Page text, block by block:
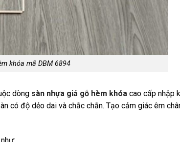
khóa mã DBM 6894
dòng sàn nhựa giả gỗ hèm khóa cao cấp nhập
có độ dẻo dai và chắc chắn. Tạo cảm giác êm